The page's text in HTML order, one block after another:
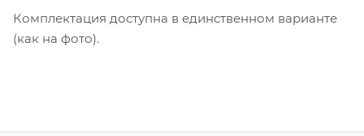
Комплектация доступна в единственном варианте
(как на фото).